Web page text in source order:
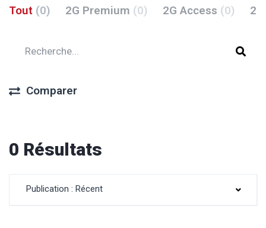
Tout (0) 2G Premium (0) 2G Access (0)
Comparer
0 Résultats
Publication : Récent